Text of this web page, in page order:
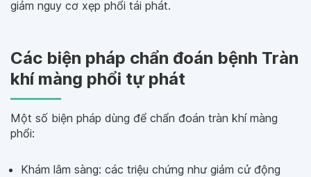
giảm nguy cơ xẹp phổi tái phát.
Các biện pháp chẩn đoán bệnh Tràn
khí màng phổi tự phát
Một số biện pháp dùng để chẩn đoán tràn khí màng
phổi:
Khám lâm sàng: các triệu chứng như giảm cử động